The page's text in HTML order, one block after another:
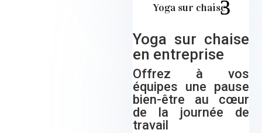
Yoga sur chaise
Yoga sur chaise
en entreprise
Offrez à vos
équipes une pause
bien-être au cœur
de la journée de
travail